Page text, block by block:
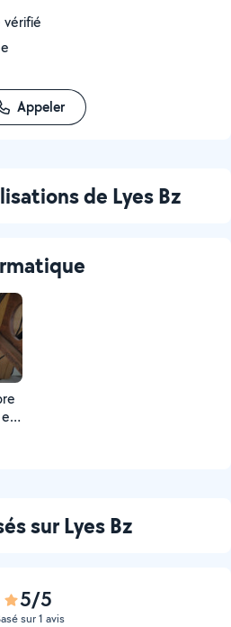
Appeler
de Lyes Bz
et
sur Lyes Bz
5/5
sur 1 avis